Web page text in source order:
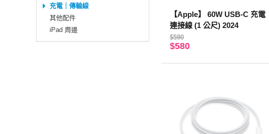
充電｜傳輸線
其他配件
iPad 周邊
【Apple】 60W USB-C 充電
連接線 (1 公尺) 2024
$590
$580